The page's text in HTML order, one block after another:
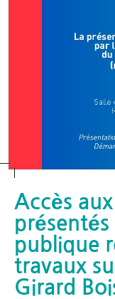
Accès
publique
travaux
Girard